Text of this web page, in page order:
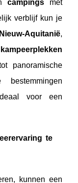
campingsmet
verblijf kun je
Nieuw-Aquitanië,
kampeerplekken
panoramische
voor een
te
kunnen een